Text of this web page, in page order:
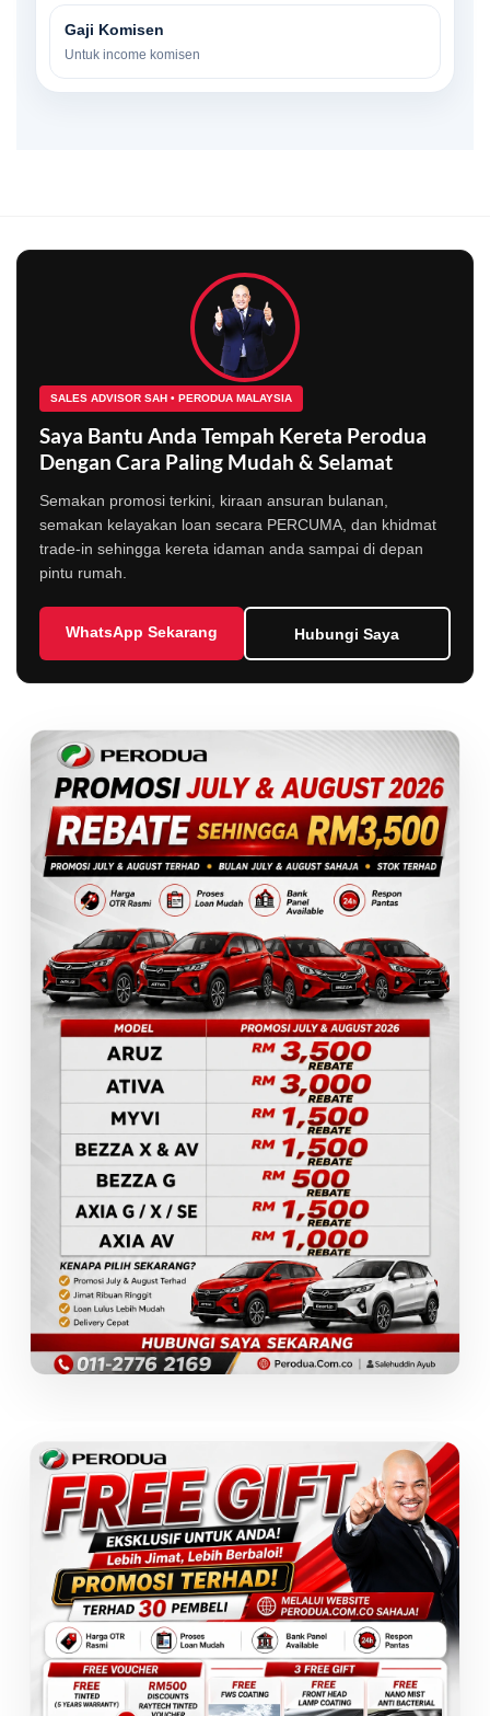
Gaji Komisen
Untuk income komisen
SALES ADVISOR SAH • PERODUA MALAYSIA
Saya Bantu Anda Tempah Kereta Perodua
Dengan Cara Paling Mudah & Selamat
Semakan promosi terkini, kiraan ansuran bulanan,
semakan kelayakan loan secara PERCUMA, dan khidmat
trade-in sehingga kereta idaman anda sampai di depan
pintu rumah.
WhatsApp Sekarang Hubungi Saya